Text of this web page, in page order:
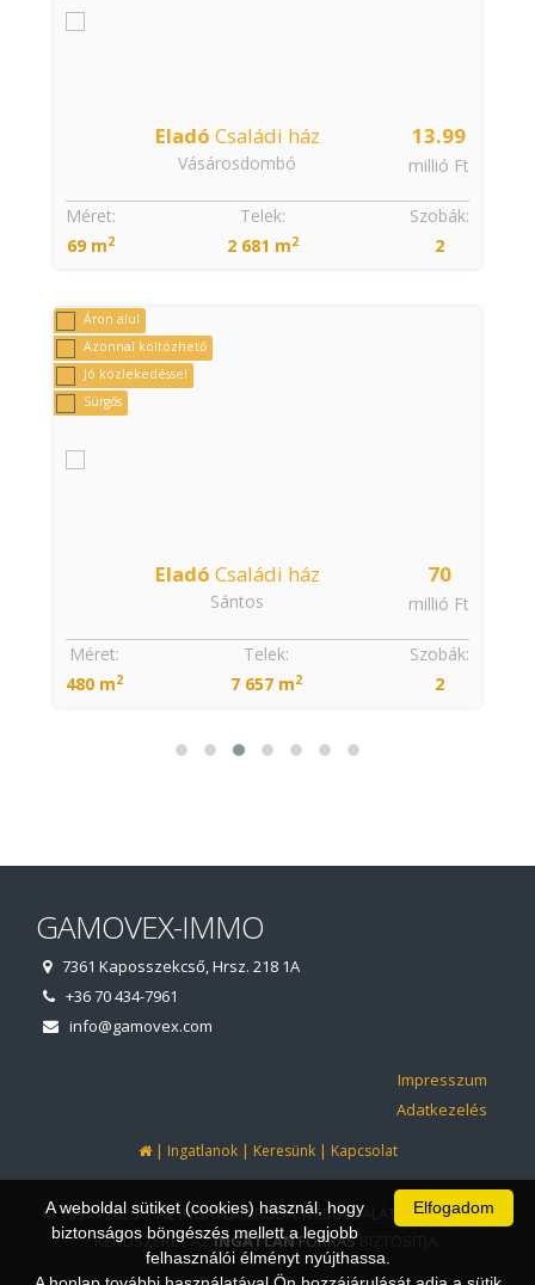
13.99
millió Ft
Eladó Családi ház
Vásárosdombó
Szobák:
2
Méret:
69 m2
Telek:
2 681 m2
Áron alul
Azonnal költözhető
Jó közlekedéssel
Sürgős
70
millió Ft
Eladó Családi ház
Sántos
Szobák:
2
Méret:
480 m2
Telek:
7 657 m2
GAMOVEX-IMMO
7361 Kaposszekcső, Hrsz. 218 1A
+36 70 434-7961
info@gamovex.com
Impresszum
Adatkezelés
| Ingatlanok| Keresünk| Kapcsolat
© 1997 - 2026 AZ INGATLANIRODA WEBOLDALÁT ÉS ÜGYVITELI
RENDSZERÉT AZINGATLANFORRÁSBIZTOSÍTJA.
Elfogadom
A weboldal sütiket (cookies) használ, hogy
biztonságos böngészés mellett a legjobb
felhasználói élményt nyújthassa.